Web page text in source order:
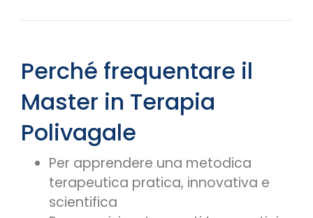
Perché frequentare il
Master in Terapia
Polivagale
Per apprendere una metodica
terapeutica pratica, innovativa e
scientifica